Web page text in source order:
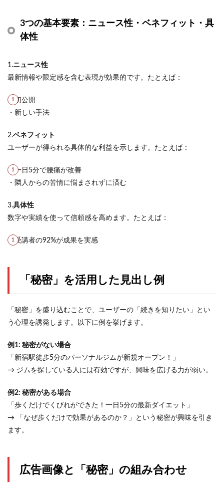
3つの基本要素：ニュース性・ベネフィット・具
体性
1.ニュース性
最新情報や限定感を含む表現が効果的です。たとえば：
・初公開
・新しい手法
2.ベネフィット
ユーザーが得られる具体的な利益を示します。たとえば：
・一日5分で腰痛が改善
・隣人からの苦情に悩まされずに済む
3.具体性
数字や実績を使って信頼感を高めます。たとえば：
・受講者の92%が成果を実感
「秘密」を活用した見出し例
「秘密」を盛り込むことで、ユーザーの「続きを知りたい」とい
う心理を誘発します。以下に例を挙げます。
例1: 秘密がない場合
「新宿駅徒歩5分のパーソナルジムが新規オープン！」
→ ジムを探している人には有効ですが、興味を広げる力が弱い。
例2: 秘密がある場合
「歩くだけでくびれができた！一日5分の最新ダイエット」
→ 「なぜ歩くだけで効果があるのか？」という秘密が興味を引き
ます。
広告画像と「秘密」の組み合わせ